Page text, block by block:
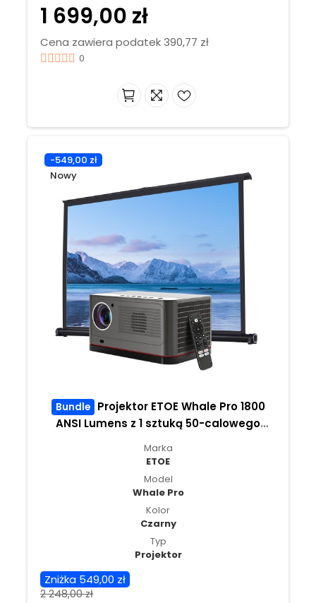
1 699,00 zł
Cena zawiera podatek 390,77 zł
0
-549,00 zł
Nowy
Bundle
ANSI Lumens z 1 sztuką 50-calowego
projekcyjnego ETOE
Marka
ETOE
Model
Whale Pro
Kolor
Czarny
Typ
Projektor
Zniżka 549,00 zł
2 248,00 zł